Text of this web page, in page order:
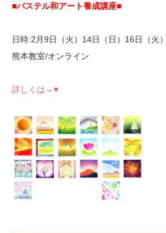
■パステル和アート養成講座■
日時:2月9日（火）14日（日）16日（火
熊本教室/オンライン
詳しくは→♥